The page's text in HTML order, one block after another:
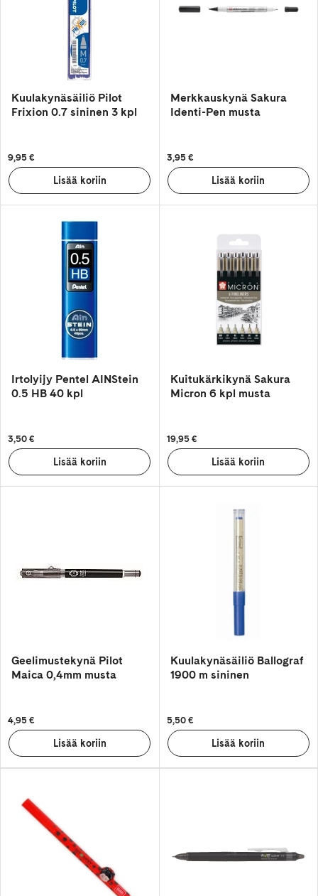
Kuulakynäsäiliö Pilot
Frixion 0.7 sininen 3 kpl
9,95 €
Merkkauskynä Sakura
Identi-Pen musta
3,95 €
Irtolyijy Pentel AINStein
0.5 HB 40 kpl
3,50 €
Kuitukärkikynä Sakura
Micron 6 kpl musta
19,95 €
Geelimustekynä Pilot
Maica 0,4mm musta
4,95 €
Kuulakynäsäiliö Ballograf
1900 m sininen
5,50 €